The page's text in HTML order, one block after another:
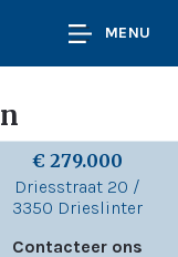
MENU
€ 279.000
Driesstraat 20 /
3350 Drieslinter
Contacteer ons